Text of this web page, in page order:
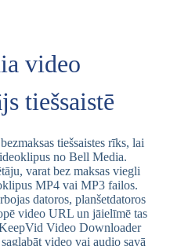
video
tiešsaistē
tiešsaistes rīks, lai
no Bell Media.
varat bez maksas viegli
MP4 vai MP3 failos.
datoros, planšetdatoros
video URL un jāielīmē tas
Video Downloader
video vai audio savā